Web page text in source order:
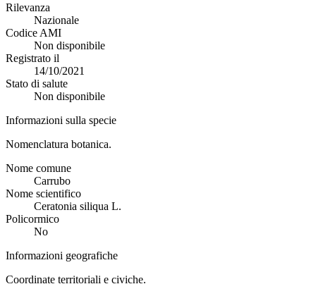
Rilevanza
Nazionale
Codice AMI
Non disponibile
Registrato il
14/10/2021
Stato di salute
Non disponibile
Informazioni sulla specie
Nomenclatura botanica.
Nome comune
Carrubo
Nome scientifico
Ceratonia siliqua L.
Policormico
No
Informazioni geografiche
Coordinate territoriali e civiche.